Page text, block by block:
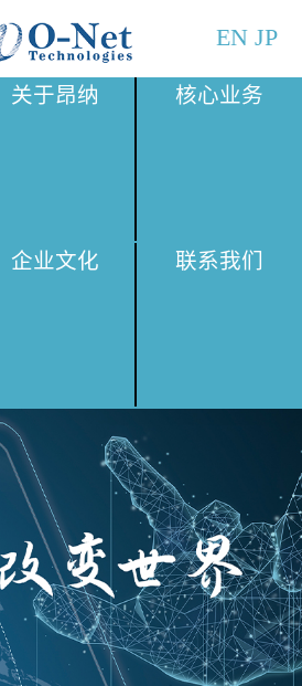
EN JP
关于昂纳 核心业务
企业文化 联系我们